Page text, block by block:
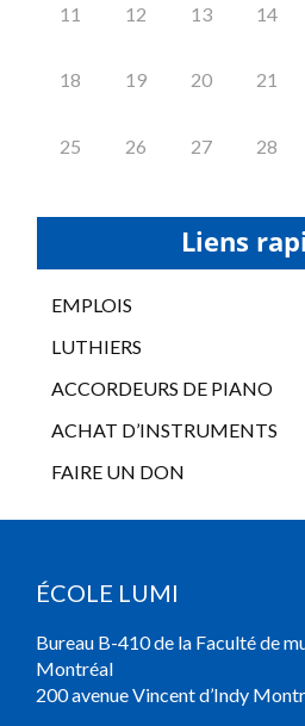
11 12 13 14
18 19 20 21
25 26 27 28
Liens
EMPLOIS
LUTHIERS
ACCORDEURS DE PIANO
ACHAT D’INSTRUMENTS
FAIRE UN DON
ÉCOLE LUMI
Bureau B-410 de la Faculté de
Montréal
200 avenue Vincent d’Indy